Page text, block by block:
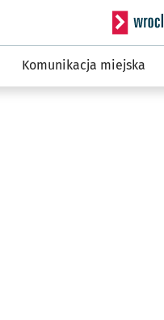
Serwis
Komunikacja miejska